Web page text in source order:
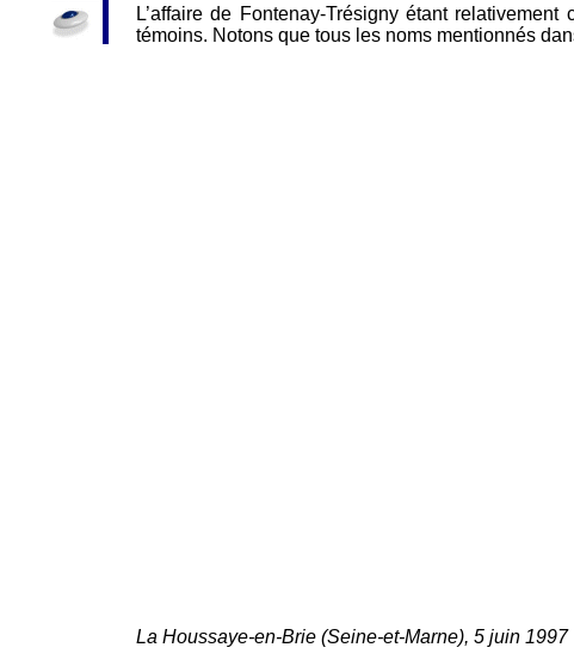
L’affaire de Fontenay-Trésigny étant
témoins. Notons que tous les noms mentionnés
La Houssaye-en-Brie (Seine-et-Marne), 5 juin 1997